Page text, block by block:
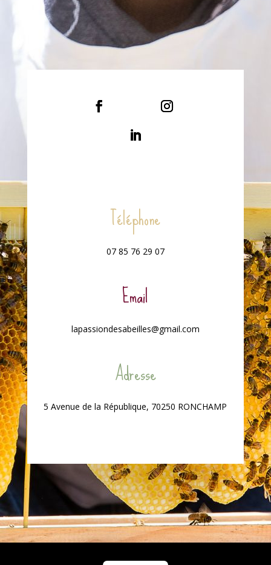
Téléphone
07 85 76 29 07
Email
lapassiondesabeilles@gmail.com
Adresse
5 Avenue de la République, 70250 RONCHAMP